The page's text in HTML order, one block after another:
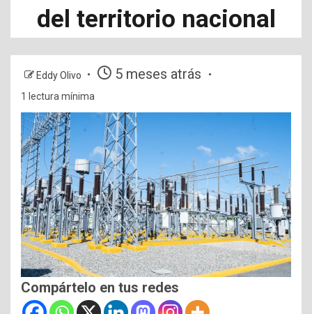
del territorio nacional
Eddy Olivo 5 meses atrás
1 lectura mínima
Compártelo en tus redes